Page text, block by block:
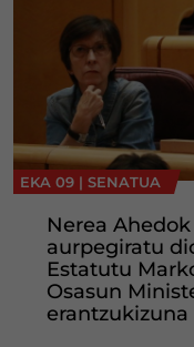
EKA 09 | SENATUA
Nerea
aurpegiratu
Estatutu
Osasun